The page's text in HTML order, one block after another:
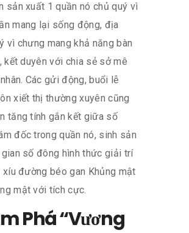
sản xuất 1 quần nó chủ quý vì
mang lại sống động, địa
vì chưng mang khả năng bàn
kết duyên với chia sẻ sở mê
Các gửi động, buổi lễ
xiết thị thường xuyên cũng
tăng tính gắn kết giữa số
đốc trong quần nó, sinh sản
gian số đông hình thức giải trí
xíu đường béo gan Khủng mật
mật với tích cực.
Phá “Vương